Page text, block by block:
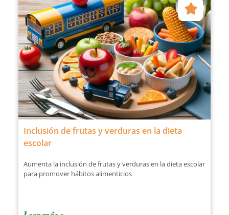
Inclusión de frutas y verduras en la dieta
escolar
Aumenta la inclusión de frutas y verduras en la dieta escolar
para promover hábitos alimenticios